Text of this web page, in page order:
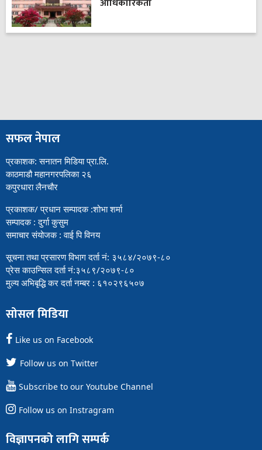
सफल नेपाल
प्रकाशक: सनातन मिडिया प्रा.लि.
काठमाडौ महानगरपलिका २६
कपुरधारा लैनचौर
प्रकाशक/ प्रधान सम्पादक :शोभा शर्मा
सम्पादक : दुर्गा कुसुम
समाचार संयोजक : वाई पि विनय
सूचना तथा प्रसारण विभाग दर्ता नं: ३५८४/२०७९-८०
प्रेस काउन्सिल दर्ता नं:३५८९/२०७९-८०
मुल्य अभिबृद्धि कर दर्ता नम्बर : ६१०२९६५०७
सोसल मिडिया
Like us on Facebook
Follow us on Twitter
Subscribe to our Youtube Channel
Follow us on Instragram
विज्ञापनको लागि सम्पर्क